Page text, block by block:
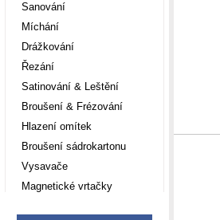
Sanování
Míchání
Drážkování
Řezání
Satinování & Leštění
Broušení & Frézování
Hlazení omítek
Broušení sádrokartonu
Vysavače
Magnetické vrtačky